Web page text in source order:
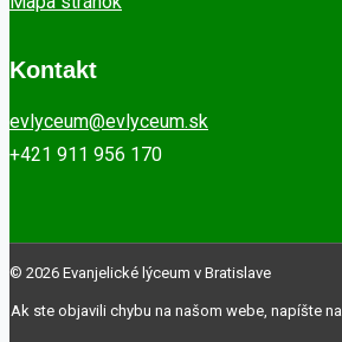
Kontakt
evlyceum@evlyceum.sk
+421 911 956 170
© 2026 Evanjelické lýceum v Bratislave
Ak ste objavili chybu na našom webe, napíšte na